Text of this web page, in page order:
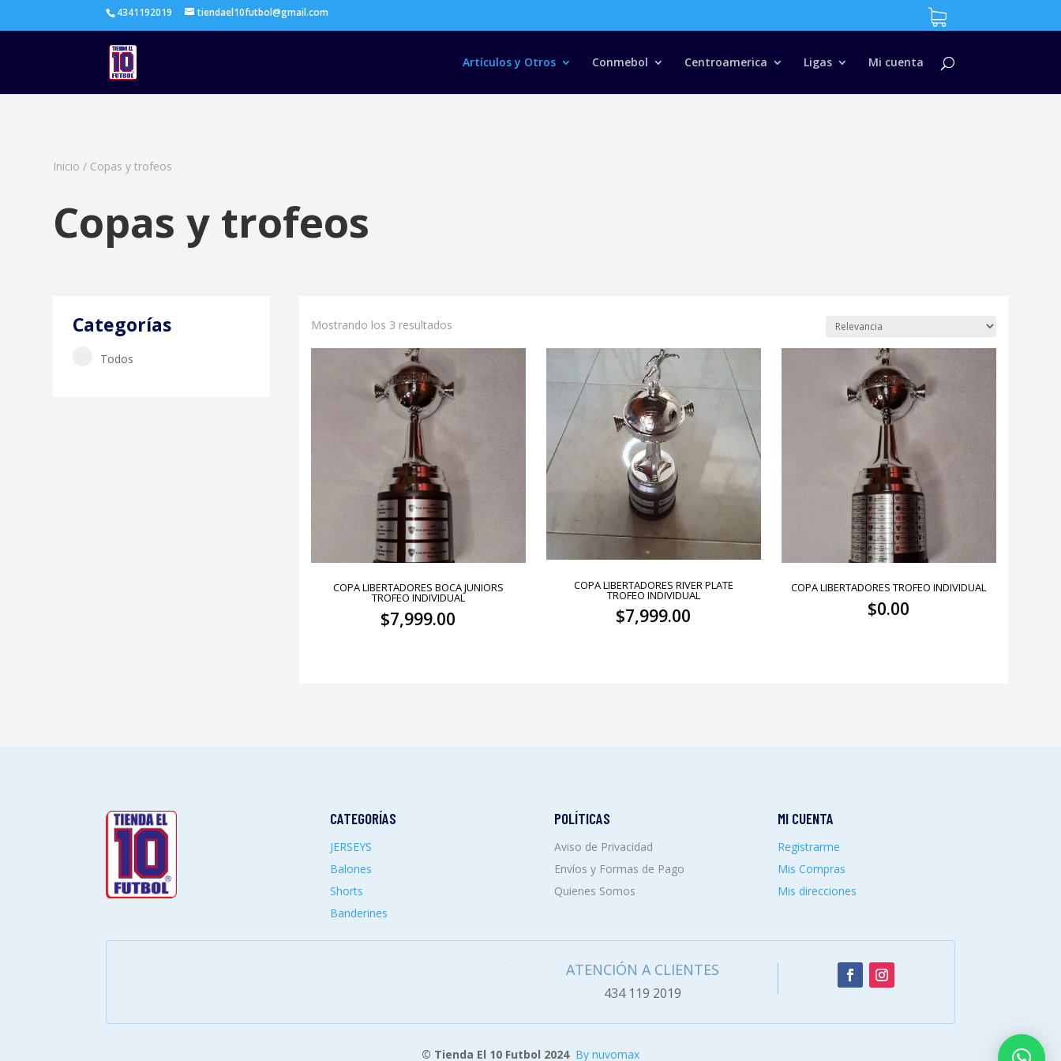
4341192019 tiendael10futbol@gmail.com
Artículos y Otros Conmebol Centroamerica Ligas Mi cuenta
Búsqueda
productos
Inicio / Copas y trofeos
Copas y trofeos
Categorías
Todos
Mostrando los 3 resultados
COPA LIBERTADORES BOCA JUNIORS
TROFEO INDIVIDUAL
$7,999.00
COPA LIBERTADORES RIVER PLATE
TROFEO INDIVIDUAL
$7,999.00
COPA LIBERTADORES TROFEO INDIVIDUAL
$0.00
CATEGORÍAS
JERSEYS
Balones
Shorts
Banderines
POLÍTICAS
Aviso de Privacidad
Envíos y Formas de Pago
Quienes Somos
MI CUENTA
Registrarme
Mis Compras
Mis direcciones
ATENCIÓN A CLIENTES
434 119 2019
© Tienda El 10 Futbol 2024 By nuvomax